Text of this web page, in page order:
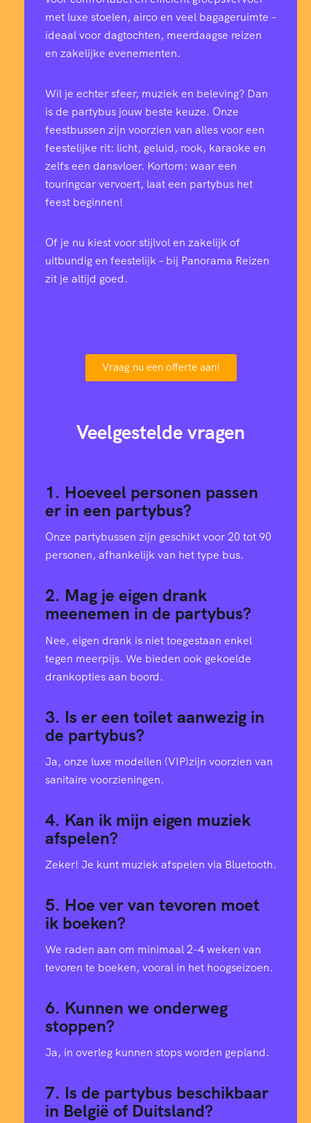
met luxe stoelen, airco en veel bagageruimte –
ideaal voor dagtochten, meerdaagse reizen
en zakelijke evenementen.
Wil je echter sfeer, muziek en beleving? Dan
is de partybus jouw beste keuze. Onze
feestbussen zijn voorzien van alles voor een
feestelijke rit: licht, geluid, rook, karaoke en
zelfs een dansvloer. Kortom: waar een
touringcar vervoert, laat een partybus het
feest beginnen!
Of je nu kiest voor stijlvol en zakelijk of
uitbundig en feestelijk – bij Panorama Reizen
zit je altijd goed.
Vraag nu een offerte aan!
Veelgestelde vragen
1. Hoeveel personen passen
er in een partybus?
Onze partybussen zijn geschikt voor 20 tot 90
personen, afhankelijk van het type bus.
2. Mag je eigen drank
meenemen in de partybus?
Nee, eigen drank is niet toegestaan enkel
tegen meerpijs. We bieden ook gekoelde
drankopties aan boord.
3. Is er een toilet aanwezig in
de partybus?
Ja, onze luxe modellen (VIP)zijn voorzien van
sanitaire voorzieningen.
4. Kan ik mijn eigen muziek
afspelen?
Zeker! Je kunt muziek afspelen via Bluetooth.
5. Hoe ver van tevoren moet
ik boeken?
We raden aan om minimaal 2-4 weken van
tevoren te boeken, vooral in het hoogseizoen.
6. Kunnen we onderweg
stoppen?
Ja, in overleg kunnen stops worden gepland.
7. Is de partybus beschikbaar
in België of Duitsland?